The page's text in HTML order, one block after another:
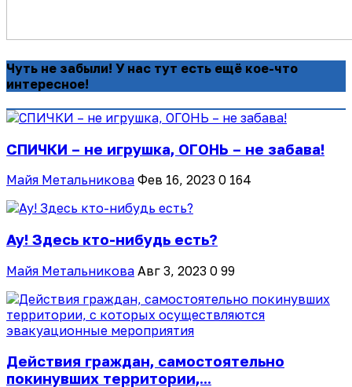
Чуть не забыли! У нас тут есть ещё кое-что
интересное!
СПИЧКИ – не игрушка, ОГОНЬ – не забава!
Майя Метальникова Фев 16, 2023 0 164
Ау! Здесь кто-нибудь есть?
Майя Метальникова Авг 3, 2023 0 99
Действия граждан, самостоятельно
покинувших территории,...